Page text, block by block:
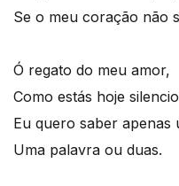
Se o meu coração não
Ó regato do meu amor,
Como estás hoje
Eu quero saber apenas
Uma palavra ou duas.